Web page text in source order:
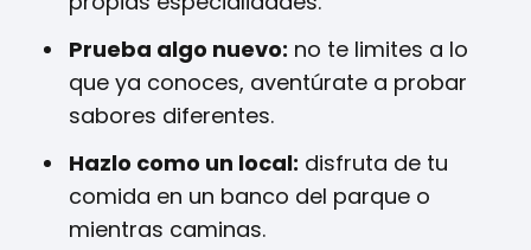
Prueba algo nuevo: no te limites a lo
que ya conoces, aventúrate a probar
sabores diferentes.
Hazlo como un local: disfruta de tu
comida en un banco del parque o
mientras caminas.